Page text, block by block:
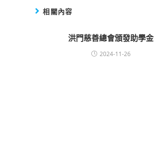
相關內容
洪門慈善總會頒發助學金
2024-11-26